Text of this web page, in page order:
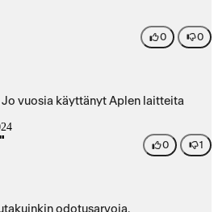
0 0
vuosia käyttänyt Aplen laitteita
0 1
odotusarvoja.